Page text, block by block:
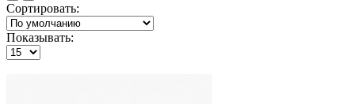
Сортировать:
Показывать: